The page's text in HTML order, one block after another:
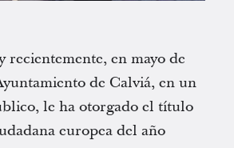
recientemente, en mayo de
de Calviá, en un
le ha otorgado el título
europea del año